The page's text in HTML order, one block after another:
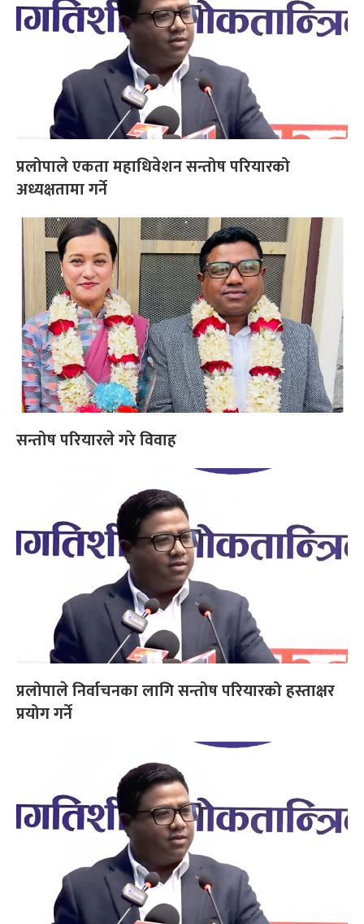
प्रलोपाले एकता महाधिवेशन सन्तोष परियारको
अध्यक्षतामा गर्ने
सन्तोष परियारले गरे विवाह
प्रलोपाले निर्वाचनका लागि सन्तोष परियारको हस्ताक्षर
प्रयोग गर्ने